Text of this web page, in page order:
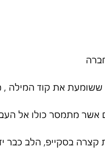
ששומעת את קוד המילה
אשר מתמסר כולו אל
בסקייפ, הלב כבר